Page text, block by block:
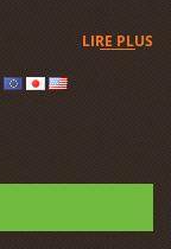
LIRE PLUS